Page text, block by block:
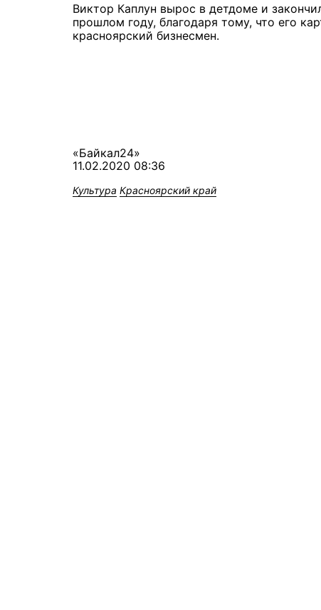
Виктор Каплун вырос в детдоме и
прошлом году, благодаря тому, что его
красноярский бизнесмен.
«Байкал24»
11.02.2020 08:36
Культура Красноярский край